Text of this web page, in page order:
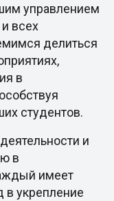
управлением
всех
делиться
в
студентов.
и
в
имеет
в укрепление